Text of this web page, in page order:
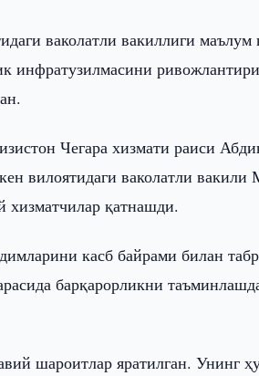
ваколатли вакиллиги
инфратузилмасини
Чегара хизмати раиси
вилоятидаги ваколатли
хизматчилар қатнашди.
касб байрами билан
барқарорликни
шароитлар яратилган. Унинг